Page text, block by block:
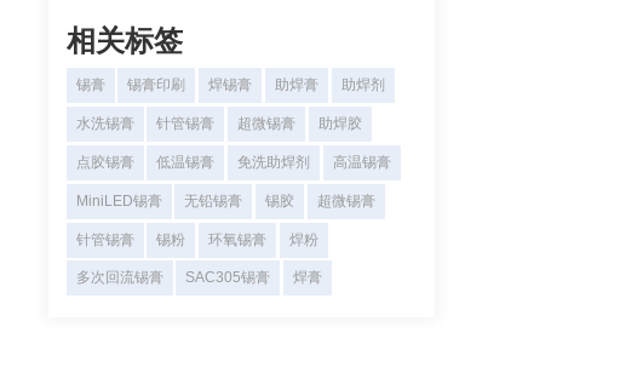
料？无铅锡膏如何分类？如何实现无铅焊
料替代有铅焊料？为什么说全面实现无铅
焊料替代有铅焊料是一项复杂的系统工
相关标签
锡膏 锡膏印刷 焊锡膏 助焊膏 助焊剂
水洗锡膏 针管锡膏 超微锡膏 助焊胶
点胶锡膏 低温锡膏 免洗助焊剂 高温锡膏
MiniLED锡膏 无铅锡膏 锡胶 超微锡膏
针管锡膏 锡粉 环氧锡膏 焊粉
多次回流锡膏 SAC305锡膏 焊膏